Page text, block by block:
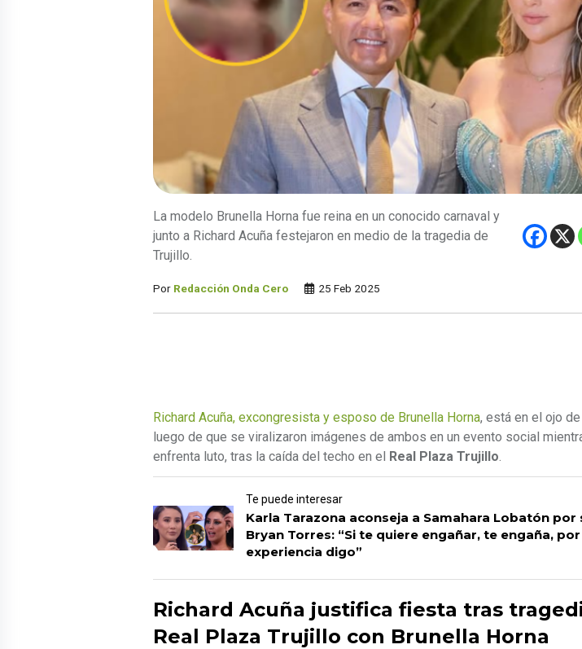
La modelo Brunella Horna fue reina en un conocido carnaval y
junto a Richard Acuña festejaron en medio de la tragedia de
Trujillo.
Por Redacción Onda Cero 25 Feb 2025
Richard Acuña, excongresista y esposo de Brunella Horna, está en el ojo
luego de que se viralizaron imágenes de ambos en un evento social
enfrenta luto, tras la caída del techo en el Real Plaza Trujillo.
Te puede interesar
Karla Tarazona aconseja a Samahara Lobatón por
Bryan Torres: “Si te quiere engañar, te engaña, por
experiencia digo”
Richard Acuña justifica fiesta tras
Real Plaza Trujillo con Brunella Horna